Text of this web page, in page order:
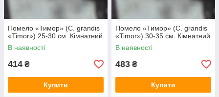
Помело «Тимор» (C. grandis
«Timor») 25-30 см. Кімнатний
В наявності
414 ₴
Купити
Помело «Тимор» (C. grandis
«Timor») 30-35 см. Кімнатний
В наявності
483 ₴
Купити